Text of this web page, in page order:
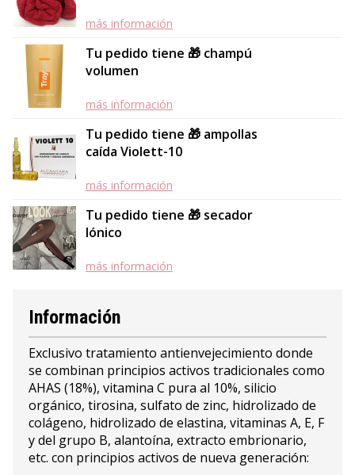
más información
Tu pedido tiene 🎁 champú
volumen
más información
Tu pedido tiene 🎁 ampollas
caída Violett-10
más información
Tu pedido tiene 🎁 secador
Iónico
más información
Información
Exclusivo tratamiento antienvejecimiento donde
se combinan principios activos tradicionales como
AHAS (18%), vitamina C pura al 10%, silicio
orgánico, tirosina, sulfato de zinc, hidrolizado de
colágeno, hidrolizado de elastina, vitaminas A, E, F
y del grupo B, alantoína, extracto embrionario,
etc. con principios activos de nueva generación: